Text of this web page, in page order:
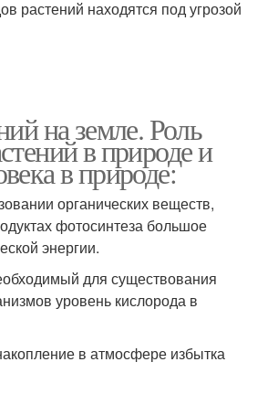
растений находятся под угрозой
на земле. Роль
в природе и
в природе:
органических веществ,
фотосинтеза большое
энергии.
для существования
уровень кислорода в
в атмосфере избытка